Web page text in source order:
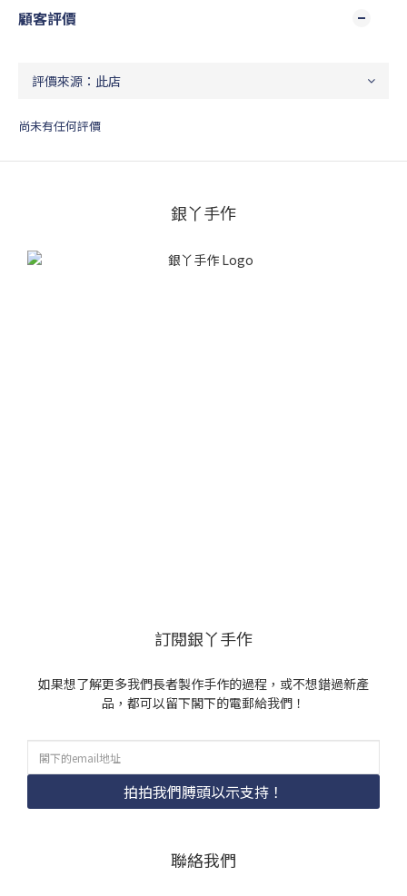
顧客評價
尚未有任何評價
銀丫手作
訂閱銀丫手作
如果想了解更多我們長者製作手作的過程，或不想錯過新產
品，都可以留下閣下的電郵給我們！
拍拍我們膊頭以示支持！
聯絡我們